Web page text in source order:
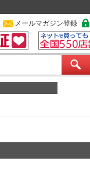
メールマガジン登録